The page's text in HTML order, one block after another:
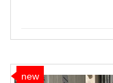
new